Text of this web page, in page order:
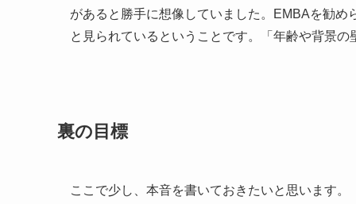
があると勝手に想像していました。EMBAを勧
と見られているということです。「年齢や背景
裏の目標
ここで少し、本音を書いておきたいと思います。